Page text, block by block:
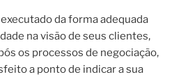
da forma adequada
na visão de seus clientes,
os processos de negociação,
a ponto de indicar a sua